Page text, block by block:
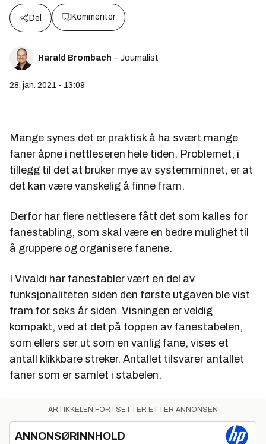
Del Kommenter
Harald Brombach – Journalist
28. jan. 2021 - 13:09
Mange synes det er praktisk å ha svært mange
faner åpne i nettleseren hele tiden. Problemet, i
tillegg til det at bruker mye av systemminnet, er at
det kan være vanskelig å finne fram.
Derfor har flere nettlesere fått det som kalles for
fanestabling, som skal være en bedre mulighet til
å gruppere og organisere fanene.
I Vivaldi har fanestabler vært en del av
funksjonaliteten siden den første utgaven ble vist
fram for seks år siden. Visningen er veldig
kompakt, ved at det på toppen av fanestabelen,
som ellers ser ut som en vanlig fane, vises et
antall klikkbare streker. Antallet tilsvarer antallet
faner som er samlet i stabelen.
ARTIKKELEN FORTSETTER ETTER ANNONSEN
ANNONSØRINNHOLD